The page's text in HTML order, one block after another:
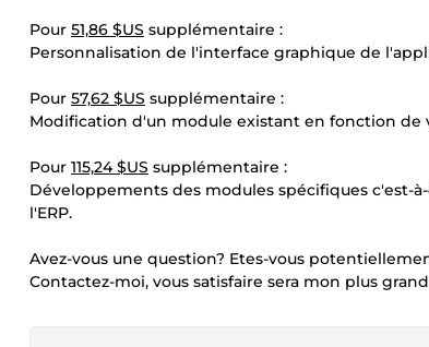
Pour 51,86 $US supplémentaire :
Personnalisation de l'interface graphique de
Pour 57,62 $US supplémentaire :
Modification d'un module existant en fonction de
Pour 115,24 $US supplémentaire :
Développements des modules spécifiques c'est-
l'ERP.
Avez-vous une question? Etes-vous
Contactez-moi, vous satisfaire sera mon plus